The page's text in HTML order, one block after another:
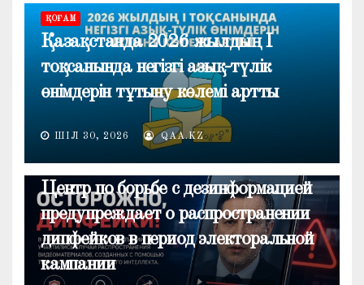
ҚОҒАМ
Қазақстанда 2026 жылдың I
тоқсанында негізгі азық-түлік
өнімдерін тұтыну көлемі артты
ШІЛ 30, 2026 QAA.KZ
ОБЩЕСТВО
Центр по борьбе с дезинформацией
предупреждает о распространении
дипфейков в период электоральной
кампании